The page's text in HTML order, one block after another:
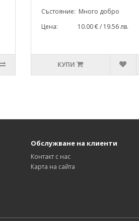
Състояние: Много добро
Цена: 10.00 € / 19.56 лв.
КУПИ
Обслужване на клиенти
Контакт с нас
Карта на сайта